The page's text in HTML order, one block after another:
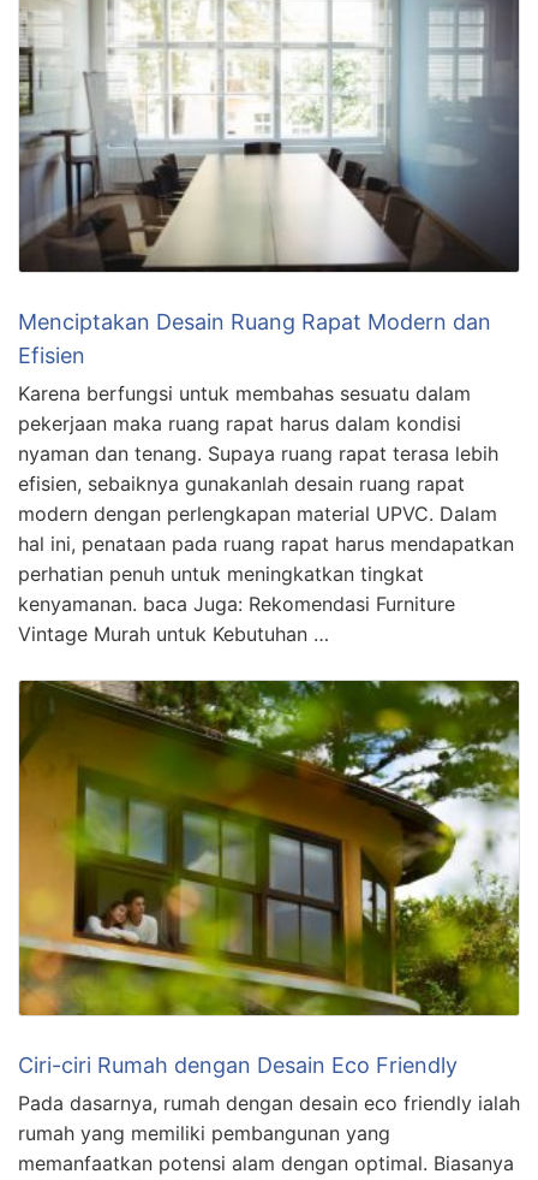
Menciptakan Desain Ruang Rapat Modern dan
Efisien
Karena berfungsi untuk membahas sesuatu dalam
pekerjaan maka ruang rapat harus dalam kondisi
nyaman dan tenang. Supaya ruang rapat terasa lebih
efisien, sebaiknya gunakanlah desain ruang rapat
modern dengan perlengkapan material UPVC. Dalam
hal ini, penataan pada ruang rapat harus mendapatkan
perhatian penuh untuk meningkatkan tingkat
kenyamanan. baca Juga: Rekomendasi Furniture
Vintage Murah untuk Kebutuhan …
Ciri-ciri Rumah dengan Desain Eco Friendly
Pada dasarnya, rumah dengan desain eco friendly ialah
rumah yang memiliki pembangunan yang
memanfaatkan potensi alam dengan optimal. Biasanya